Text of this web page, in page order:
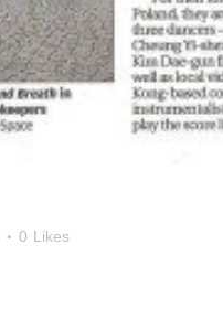
0 Likes